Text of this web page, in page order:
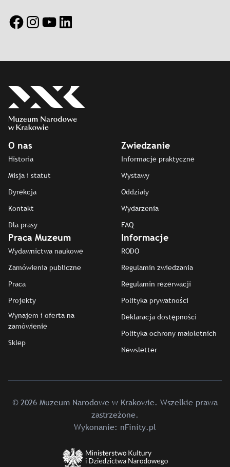
Facebook
Instagram
YouTube
LinkedIn
O nas
Historia
Misja i statut
Dyrekcja
Kontakt
Dla prasy
Zwiedzanie
Informacje praktyczne
Wystawy
Oddziały
Wydarzenia
FAQ
Praca Muzeum
Wydawnictwa naukowe
Zamówienia publiczne
Praca
Projekty
Wynajem i oferta na
zamówienie
Sklep
Informacje
RODO
Regulamin zwiedzania
Regulamin rezerwacji
Polityka prywatności
Deklaracja dostępności
Polityka ochrony małoletnich
Newsletter
© 2026 Muzeum Narodowe w Krakowie. Wszelkie prawa
zastrzeżone.
Wykonanie: nFinity.pl